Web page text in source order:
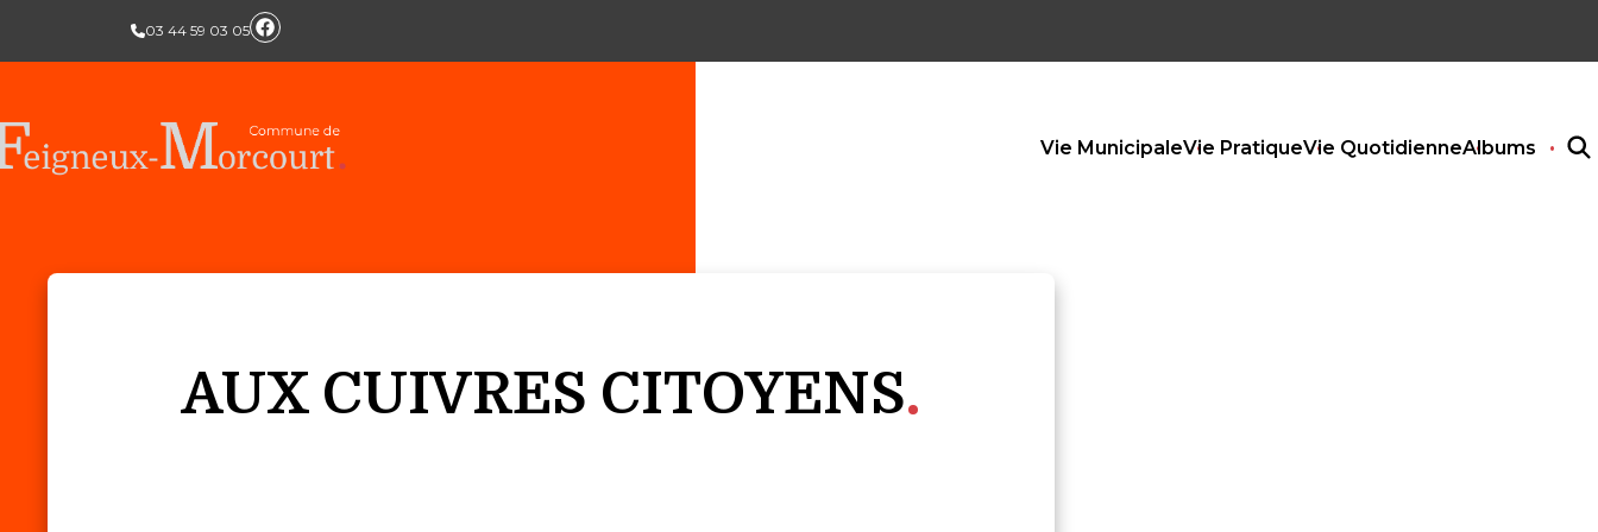
03 44 59 03 05
Vie MunicipaleVie PratiqueVie QuotidienneAlbums
AUX CUIVRES CITOYENS